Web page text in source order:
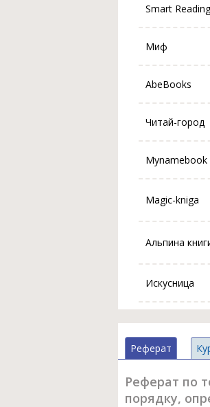
Smart Reading
Миф
AbeBooks
Читай-город
Mynamebook
Magic-kniga
Альпина
Искусница
Реферат
Реферат по
порядку,